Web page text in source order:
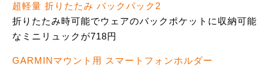
超軽量 折りたたみ バックパック2
折りたたみ時可能でウェアのバックポケットに収納可能
なミニリュックが718円
GARMINマウント用 スマートフォンホルダー